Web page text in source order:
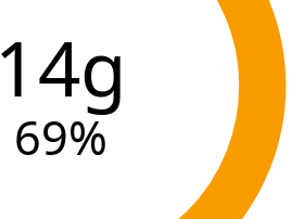
14g
69%